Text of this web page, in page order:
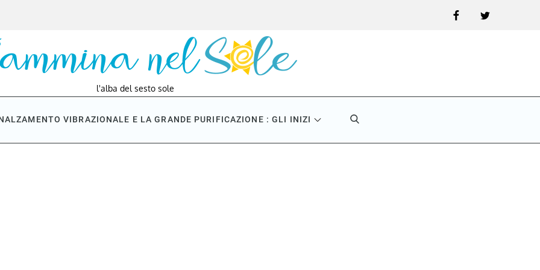
FacebookTwitter
l'alba del sesto sole
VIBRAZIONALE E LA GRANDE PURIFICAZIONE : GLI INIZI